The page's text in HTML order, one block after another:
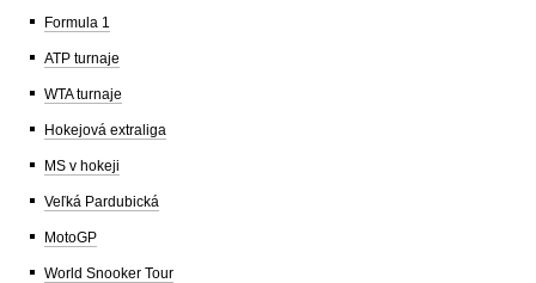
Formula 1
ATP turnaje
WTA turnaje
Hokejová extraliga
MS v hokeji
Veľká Pardubická
MotoGP
World Snooker Tour